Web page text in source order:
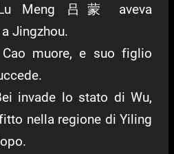
Lu Meng 吕蒙 aveva
Jingzhou.
muore, e suo figlio
invade lo stato di Wu,
nella regione di Yiling